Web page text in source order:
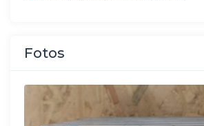
Fotos